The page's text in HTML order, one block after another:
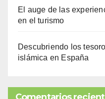
El auge de las
en el turismo
Descubriendo los
islámica en España